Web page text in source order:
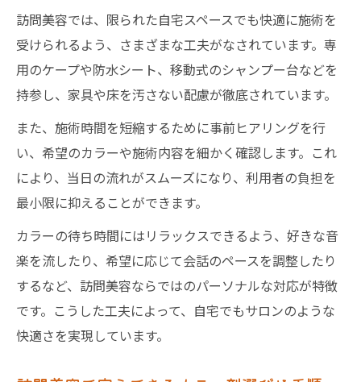
訪問美容では、限られた自宅スペースでも快適に施術を
受けられるよう、さまざまな工夫がなされています。専
用のケープや防水シート、移動式のシャンプー台などを
持参し、家具や床を汚さない配慮が徹底されています。
また、施術時間を短縮するために事前ヒアリングを行
い、希望のカラーや施術内容を細かく確認します。これ
により、当日の流れがスムーズになり、利用者の負担を
最小限に抑えることができます。
カラーの待ち時間にはリラックスできるよう、好きな音
楽を流したり、希望に応じて会話のペースを調整したり
するなど、訪問美容ならではのパーソナルな対応が特徴
です。こうした工夫によって、自宅でもサロンのような
快適さを実現しています。